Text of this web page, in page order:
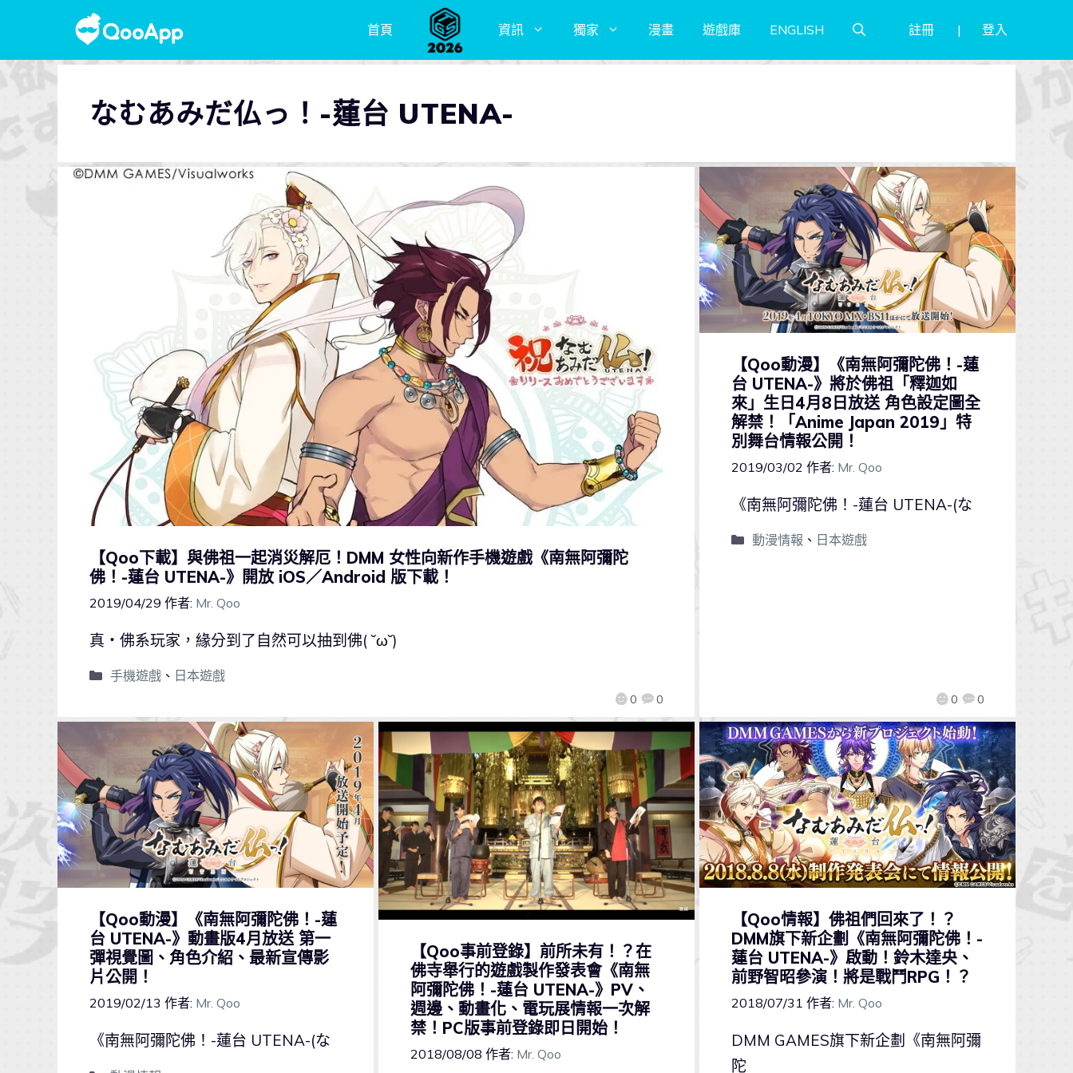
首頁 資訊 獨家 漫畫 遊戲庫 ENGLISH 註冊 登入
なむあみだ仏っ！-蓮台 UTENA-
【Qoo下載】與佛祖一起消災解厄！DMM 女性向新作手機遊戲《南無阿彌陀
佛！-蓮台 UTENA-》開放 iOS／Android 版下載！
2019/04/29 作者: Mr. Qoo
0 0
真・佛系玩家，緣分到了自然可以抽到佛( ˘ω˘)
手機遊戲、 日本遊戲
【Qoo動漫】《南無阿彌陀佛！-蓮
台 UTENA-》將於佛祖「釋迦如
來」生日4月8日放送 角色設定圖全
解禁！「Anime Japan 2019」特
別舞台情報公開！
2019/03/02 作者: Mr. Qoo
0 0
《南無阿彌陀佛！-蓮台 UTENA-(な
動漫情報 、 日本遊戲
【Qoo動漫】《南無阿彌陀佛！-蓮
台 UTENA-》動畫版4月放送 第一
彈視覺圖、角色介紹、最新宣傳影
片公開！
2019/02/13 作者: Mr. Qoo
《南無阿彌陀佛！-蓮台 UTENA-(な
【Qoo事前登錄】前所未有！？在
佛寺舉行的遊戲製作發表會《南無
阿彌陀佛！-蓮台 UTENA-》PV、
週邊、動畫化、電玩展情報一次解
禁！PC版事前登錄即日開始！
2018/08/08 作者: Mr. Qoo
【Qoo情報】佛祖們回來了！？
DMM旗下新企劃《南無阿彌陀佛！-
蓮台 UTENA-》啟動！鈴木達央、
前野智昭參演！將是戰鬥RPG！？
2018/07/31 作者: Mr. Qoo
DMM GAMES旗下新企劃《南無阿彌
陀